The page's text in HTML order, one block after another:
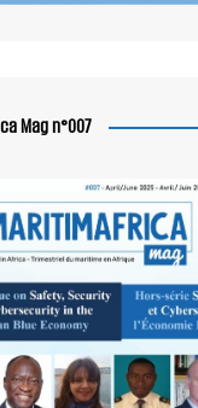
Mag n°007